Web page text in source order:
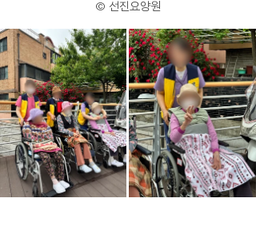
© 선진요양원